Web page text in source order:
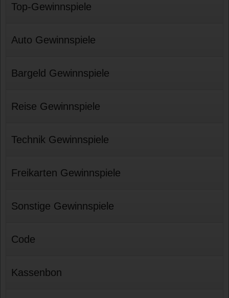
Top-Gewinnspiele
Auto Gewinnspiele
Bargeld Gewinnspiele
Reise Gewinnspiele
Technik Gewinnspiele
Freikarten Gewinnspiele
Sonstige Gewinnspiele
Code
Kassenbon